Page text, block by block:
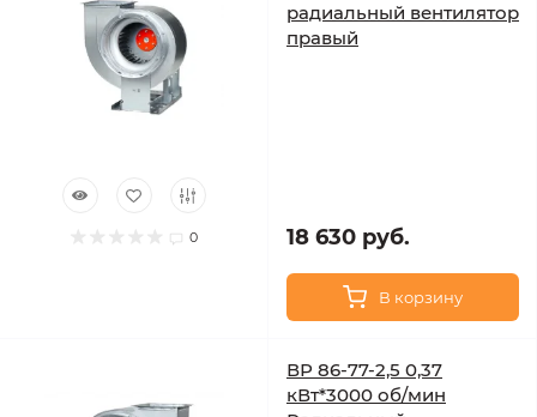
0
радиальный вентилятор
правый
18 630 руб.
В корзину
ВР 86-77-2,5 0,37
кВт*3000 об/мин